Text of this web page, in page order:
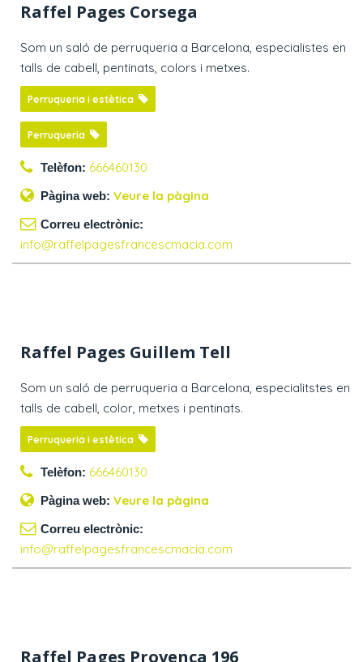
Raffel Pages Corsega
Som un saló de perruqueria a Barcelona, especialistes en
talls de cabell, pentinats, colors i metxes.
Perruqueria i estètica
Perruqueria
Telèfon: 666460130
Pàgina web: Veure la pàgina
Correu electrònic:
info@raffelpagesfrancescmacia.com
Raffel Pages Guillem Tell
Som un saló de perruqueria a Barcelona, especialitstes en
talls de cabell, color, metxes i pentinats.
Perruqueria i estètica
Telèfon: 666460130
Pàgina web: Veure la pàgina
Correu electrònic:
info@raffelpagesfrancescmacia.com
Raffel Pages Provença 196